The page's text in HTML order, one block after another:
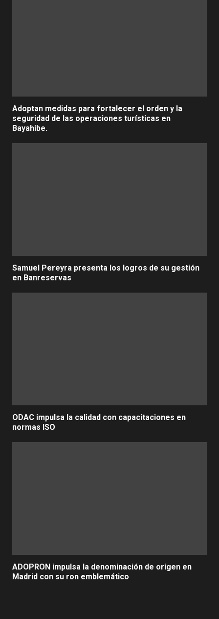
Adoptan medidas para fortalecer el orden y la
seguridad de las operaciones turísticas en
Bayahibe.
Samuel Pereyra presenta los logros de su gestión
en Banreservas
ODAC impulsa la calidad con capacitaciones en
normas ISO
ADOPRON impulsa la denominación de origen en
Madrid con su ron emblemático